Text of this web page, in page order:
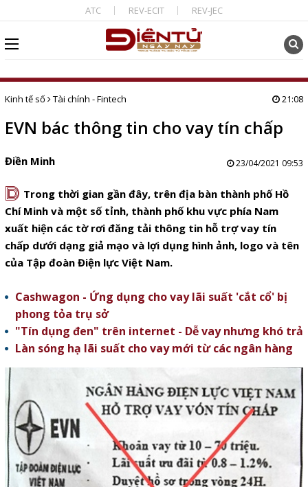
ATC REV-ECIT REV-JEC
Kinh tế số Tài chính - Fintech 21:08
EVN bác thông tin cho vay tín chấp
Điền Minh 23/04/2021 09:53
D Trong thời gian gần đây, trên địa bàn thành phố Hồ
Chí Minh và một số tỉnh, thành phố khu vực phía Nam
xuất hiện các tờ rơi đăng tải thông tin hỗ trợ vay tín
chấp dưới dạng giả mạo và lợi dụng hình ảnh, logo và tên
của Tập đoàn Điện lực Việt Nam.
Cashwagon - Ứng dụng cho vay lãi suất 'cắt cổ' bị
phong tỏa trụ sở
"Tín dụng đen" trên internet - Dễ vay nhưng khó trả
Làn sóng hạ lãi suất cho vay mới từ các ngân hàng